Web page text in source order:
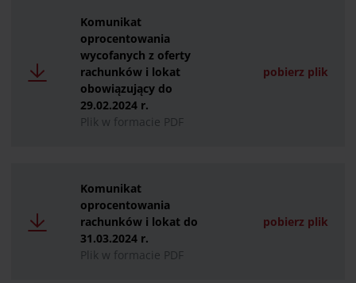
Komunikat
oprocentowania
wycofanych z oferty
rachunków i lokat
obowiązujący do
29.02.2024 r.
Plik w formacie PDF
pobierz plik
Komunikat
oprocentowania
rachunków i lokat do
31.03.2024 r.
Plik w formacie PDF
pobierz plik